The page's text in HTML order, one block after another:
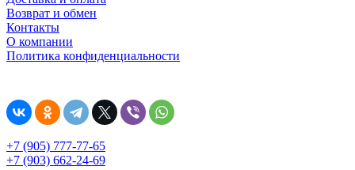
Возврат и обмен
Контакты
О компании
Политика конфиденциальности
+7 (905) 777-77-65
+7 (903) 662-24-69